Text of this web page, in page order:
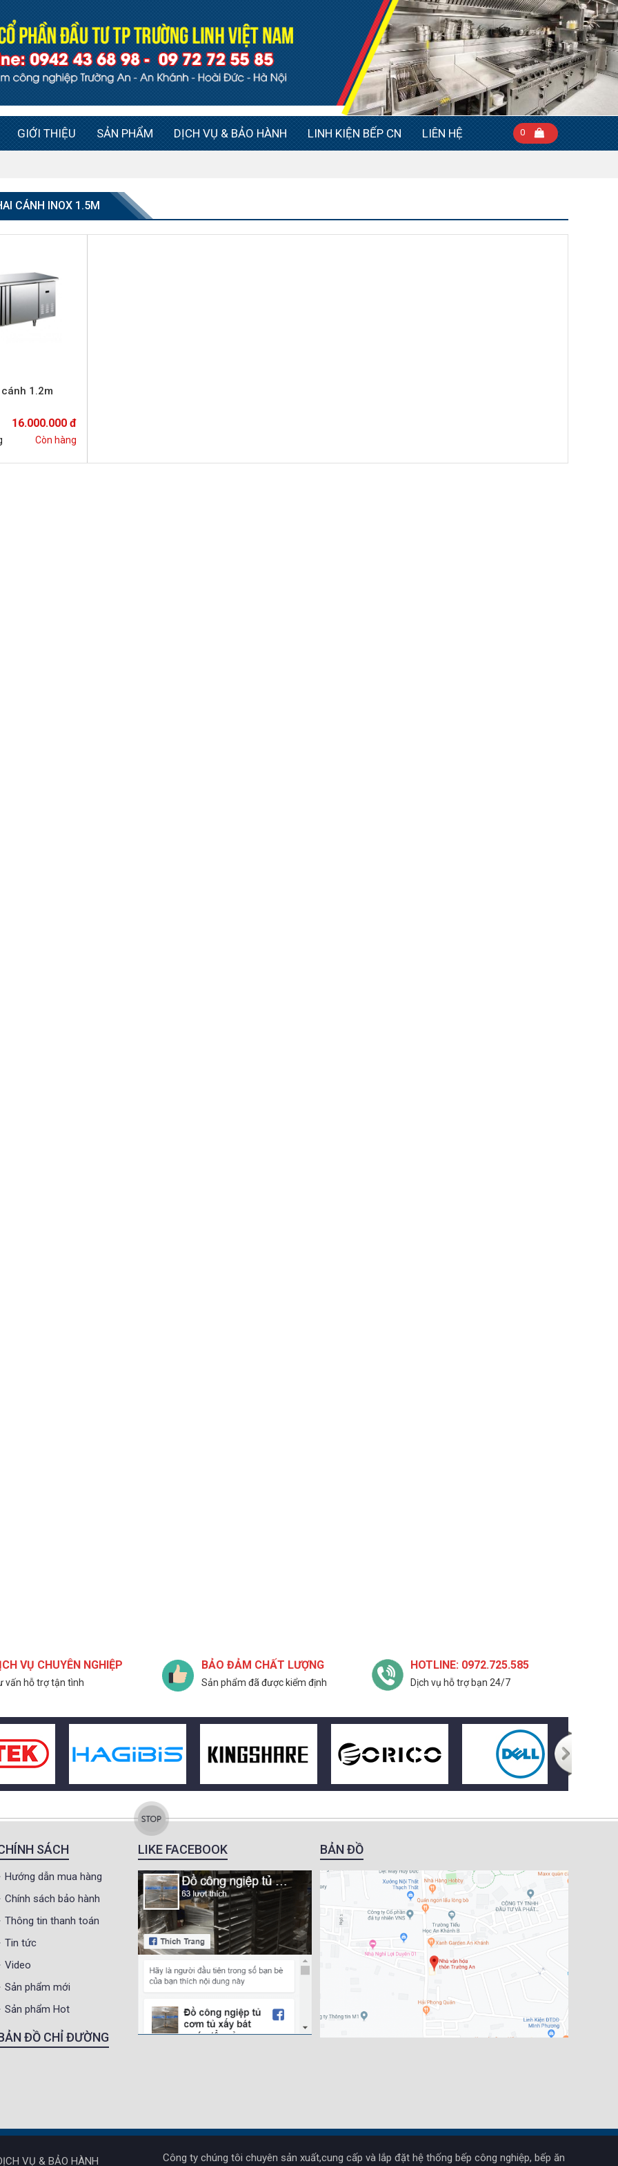
GIỚI THIỆU SẢN PHẨM DỊCH VỤ & BẢO HÀNH LINH KIỆN BẾP CN LIÊN HỆ 0
CÁNH INOX 1.5M
1.2m
16.000.000 đ
Còn hàng
VỤ CHUYÊN NGHIỆP
vấn hỗ trợ tận tình
BẢO ĐẢM CHẤT LƯỢNG
Sản phẩm đã được kiểm định
HOTLINE: 0972.725.585
Dịch vụ hỗ trợ bạn 24/7
SÁCH
Hướng dẫn mua hàng
Chính sách bảo hành
Thông tin thanh toán
Tin tức
Video
Sản phẩm mới
Sản phẩm Hot
ĐỒ CHỈ ĐƯỜNG
LIKE FACEBOOK BẢN ĐỒ
VỤ & BẢO HÀNH Công ty chúng tôi chuyên sản xuất,cung cấp và lắp đặt hệ thống bếp công nghiệp, bếp ăn